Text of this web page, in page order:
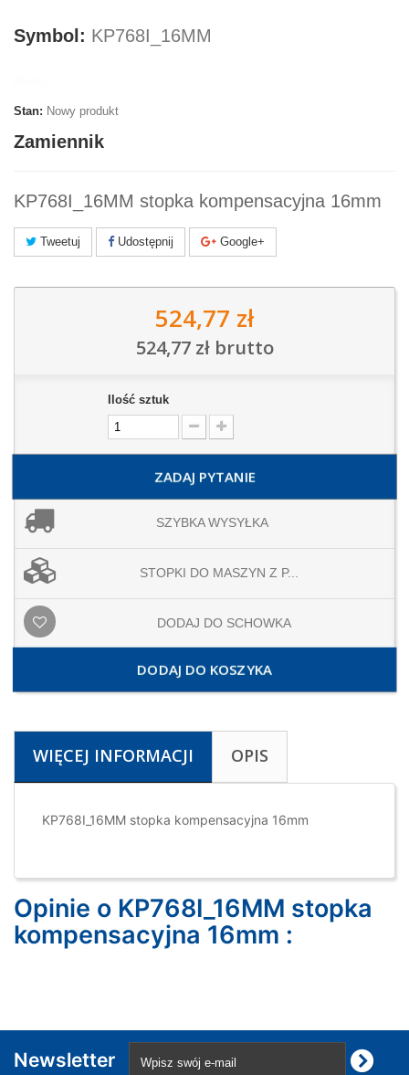
Symbol: KP768I_16MM
Stan: Nowy produkt
Zamiennik
KP768I_16MM stopka kompensacyjna 16mm
Tweetuj Udostępnij Google+
524,77 zł
524,77 złbrutto
Ilość sztuk
ZADAJ PYTANIE
SZYBKA WYSYŁKA
STOPKI DO MASZYN Z P...
DODAJ DO SCHOWKA
DODAJ DO KOSZYKA
WIĘCEJ INFORMACJI OPIS
KP768I_16MM stopka kompensacyjna 16mm
Opinie o KP768I_16MM stopka
kompensacyjna 16mm :
Newsletter